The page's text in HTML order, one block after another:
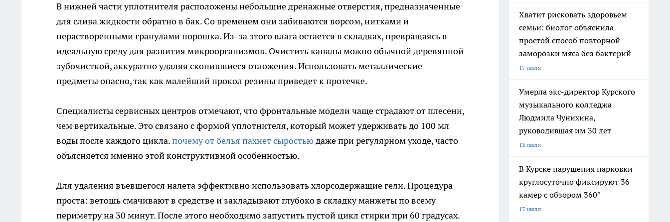
В нижней части уплотнителя расположены небольшие дренажные отверстия, предназначенные
для слива жидкости обратно в бак. Со временем они забиваются ворсом, нитками и
нерастворенными гранулами порошка. Из-за этого влага остается в складках, превращаясь в
идеальную среду для развития микроорганизмов. Очистить каналы можно обычной деревянной
зубочисткой, аккуратно удаляя скопившиеся отложения. Использовать металлические
предметы опасно, так как малейший прокол резины приведет к протечке.
Специалисты сервисных центров отмечают, что фронтальные модели чаще страдают от плесени,
чем вертикальные. Это связано с формой уплотнителя, который может удерживать до 100 мл
воды после каждого цикла.почему от белья пахнет сыростьюдаже при регулярном уходе, часто
объясняется именно этой конструктивной особенностью.
Для удаления въевшегося налета эффективно использовать хлорсодержащие гели. Процедура
проста: ветошь смачивают в средстве и закладывают глубоко в складку манжеты по всему
периметру на 30 минут. После этого необходимо запустить пустой цикл стирки при 60 градусах.
Хватит рисковать здоровьем
семьи: биолог объяснила
простой способ повторной
заморозки мяса без бактерий
17 июля
Умерла экс-директор Курского
музыкального колледжа
Людмила Чунихина,
руководившая им 30 лет
13 июля
В Курске нарушения парковки
круглосуточно фиксируют 36
камер с обзором 360°
17 июля